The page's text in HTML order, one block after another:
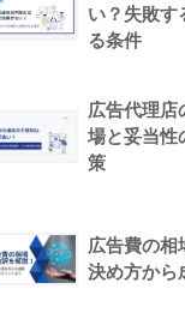
い？失敗す
る条件
広告代理店
場と妥当性
策
広告費の相
決め方から